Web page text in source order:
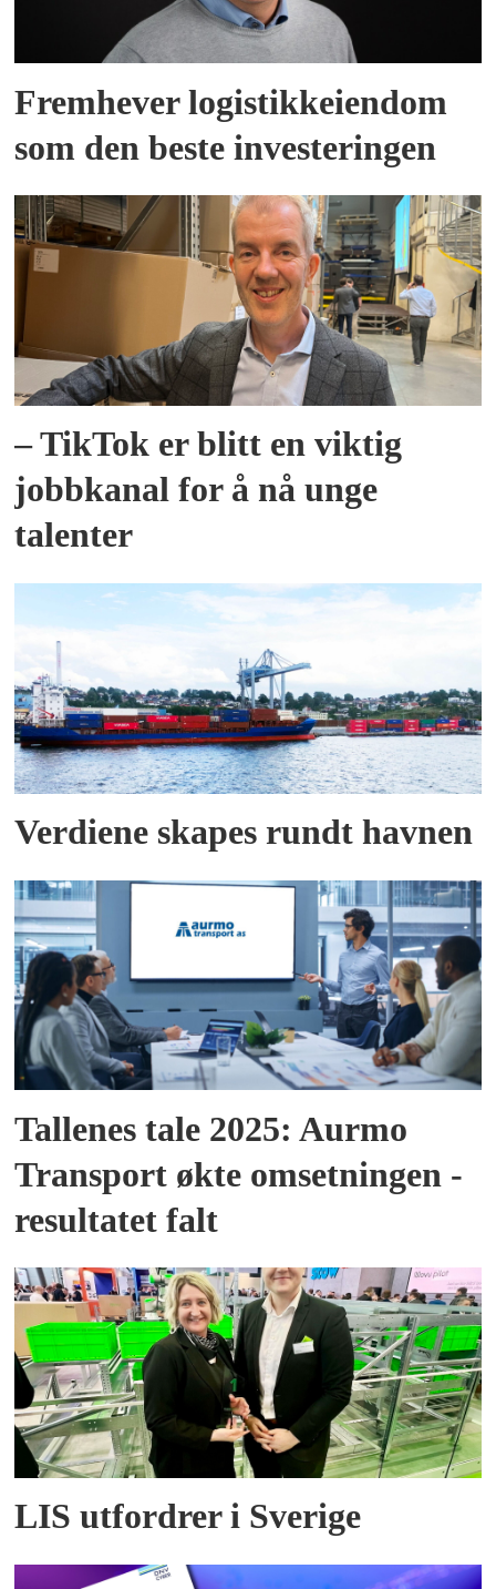
Fremhever logistikkeiendom
som den beste investeringen
– TikTok er blitt en viktig
jobbkanal for å nå unge
talenter
Verdiene skapes rundt havnen
Tallenes tale 2025: Aurmo
Transport økte omsetningen -
resultatet falt
LIS utfordrer i Sverige